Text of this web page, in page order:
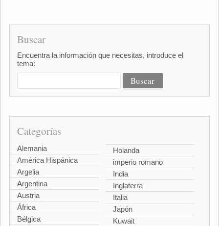
Buscar
Encuentra la información que necesitas, introduce el
tema:
Categorías
Alemania
América Hispánica
Argelia
Argentina
Austria
África
Bélgica
Holanda
imperio romano
India
Inglaterra
Italia
Japón
Kuwait